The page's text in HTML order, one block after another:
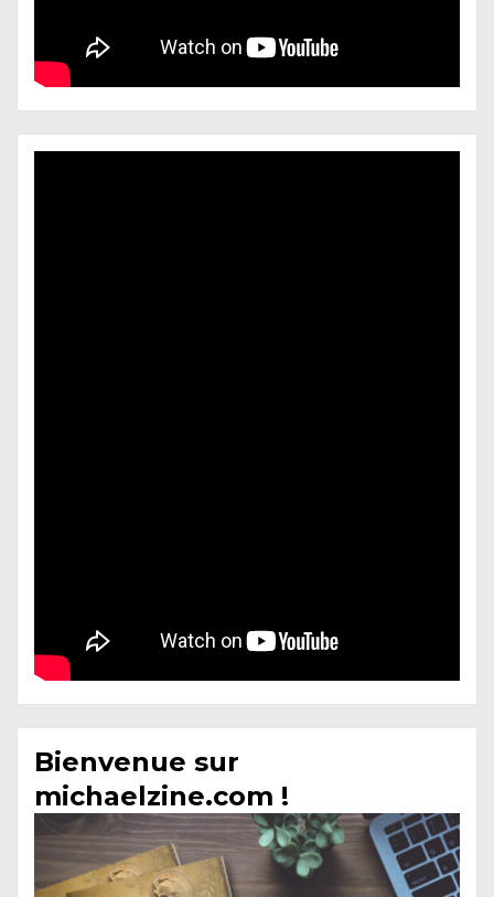
Bienvenue sur
michaelzine.com !